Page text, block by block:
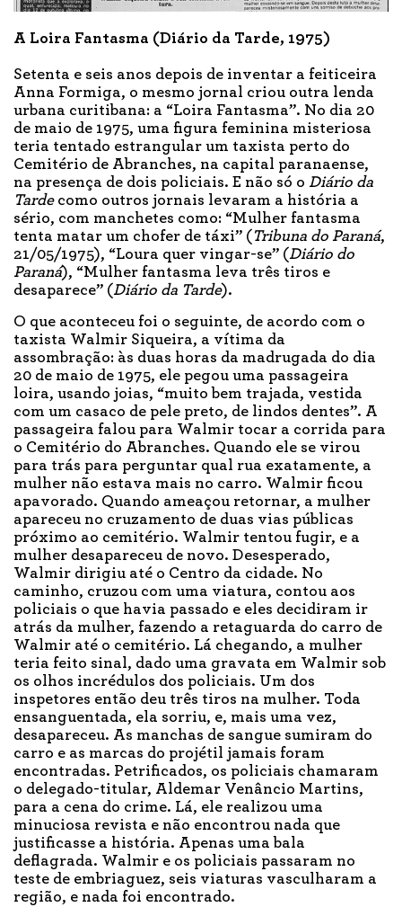
A Loira Fantasma (Diário da Tarde, 1975)
Setenta e seis anos depois de inventar a feiticeira
Anna Formiga, o mesmo jornal criou outra lenda
urbana curitibana: a “Loira Fantasma”. No dia 20
de maio de 1975, uma figura feminina misteriosa
teria tentado estrangular um taxista perto do
Cemitério de Abranches, na capital paranaense,
na presença de dois policiais. E não só o Diário da
Tardecomo outros jornais levaram a história a
sério, com manchetes como: “Mulher fantasma
tenta matar um chofer de táxi” ( Tribuna do Paraná,
21/05/1975), “Loura quer vingar-se” (Diário do
Paraná), “Mulher fantasma leva três tiros e
desaparece” (Diário da Tarde).
O que aconteceu foi o seguinte, de acordo com o
taxista Walmir Siqueira, a vítima da
assombração: às duas horas da madrugada do dia
20 de maio de 1975, ele pegou uma passageira
loira, usando joias, “muito bem trajada, vestida
com um casaco de pele preto, de lindos dentes”. A
passageira falou para Walmir tocar a corrida para
o Cemitério do Abranches. Quando ele se virou
para trás para perguntar qual rua exatamente, a
mulher não estava mais no carro. Walmir ficou
apavorado. Quando ameaçou retornar, a mulher
apareceu no cruzamento de duas vias públicas
próximo ao cemitério. Walmir tentou fugir, e a
mulher desapareceu de novo. Desesperado,
Walmir dirigiu até o Centro da cidade. No
caminho, cruzou com uma viatura, contou aos
policiais o que havia passado e eles decidiram ir
atrás da mulher, fazendo a retaguarda do carro de
Walmir até o cemitério. Lá chegando, a mulher
teria feito sinal, dado uma gravata em Walmir sob
os olhos incrédulos dos policiais. Um dos
inspetores então deu três tiros na mulher. Toda
ensanguentada, ela sorriu, e, mais uma vez,
desapareceu. As manchas de sangue sumiram do
carro e as marcas do projétil jamais foram
encontradas. Petrificados, os policiais chamaram
o delegado-titular, Aldemar Venâncio Martins,
para a cena do crime. Lá, ele realizou uma
minuciosa revista e não encontrou nada que
justificasse a história. Apenas uma bala
deflagrada. Walmir e os policiais passaram no
teste de embriaguez, seis viaturas vasculharam a
região, e nada foi encontrado.